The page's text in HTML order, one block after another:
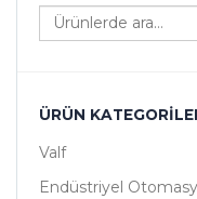
ÜRÜN
Valf
Endüstriyel